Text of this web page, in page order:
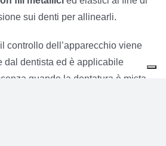
sui denti per allinearli.
controllo dell’apparecchio viene
dal dentista ed è applicabile
quando la dentatura è mista